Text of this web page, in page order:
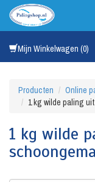
Mijn Winkelwagen (0)
Producten Online
1 kg wilde paling
1 kg wilde